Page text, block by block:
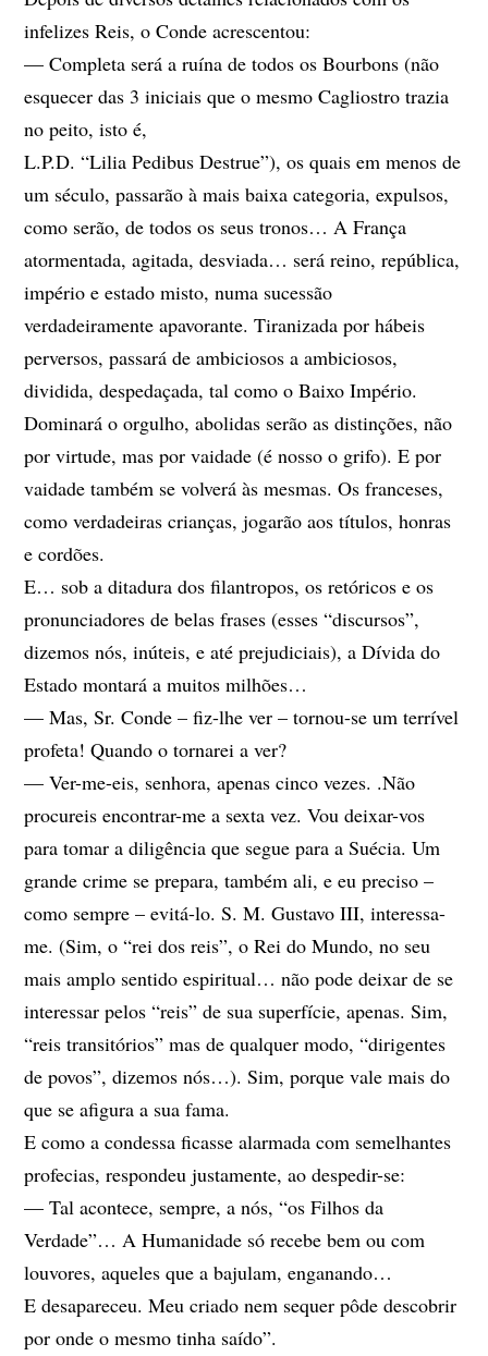
infelizes Reis, o Conde acrescentou:
— Completa será a ruína de todos os Bourbons (não
esquecer das 3 iniciais que o mesmo Cagliostro trazia
no peito, isto é,
L.P.D. “Lilia Pedibus Destrue”), os quais em menos de
um século, passarão à mais baixa categoria, expulsos,
como serão, de todos os seus tronos… A França
atormentada, agitada, desviada… será reino, república,
império e estado misto, numa sucessão
verdadeiramente apavorante. Tiranizada por hábeis
perversos, passará de ambiciosos a ambiciosos,
dividida, despedaçada, tal como o Baixo Império.
Dominará o orgulho, abolidas serão as distinções, não
por virtude, mas por vaidade (é nosso o grifo). E por
vaidade também se volverá às mesmas. Os franceses,
como verdadeiras crianças, jogarão aos títulos, honras
e cordões.
E… sob a ditadura dos filantropos, os retóricos e os
pronunciadores de belas frases (esses “discursos”,
dizemos nós, inúteis, e até prejudiciais), a Dívida do
Estado montará a muitos milhões…
— Mas, Sr. Conde – fiz-lhe ver – tornou-se um terrível
profeta! Quando o tornarei a ver?
— Ver-me-eis, senhora, apenas cinco vezes. .Não
procureis encontrar-me a sexta vez. Vou deixar-vos
para tomar a diligência que segue para a Suécia. Um
grande crime se prepara, também ali, e eu preciso –
como sempre – evitá-lo. S. M. Gustavo III, interessa-
me. (Sim, o “rei dos reis”, o Rei do Mundo, no seu
mais amplo sentido espiritual… não pode deixar de se
interessar pelos “reis” de sua superfície, apenas. Sim,
“reis transitórios” mas de qualquer modo, “dirigentes
de povos”, dizemos nós…). Sim, porque vale mais do
que se afigura a sua fama.
E como a condessa ficasse alarmada com semelhantes
profecias, respondeu justamente, ao despedir-se:
— Tal acontece, sempre, a nós, “os Filhos da
Verdade”… A Humanidade só recebe bem ou com
louvores, aqueles que a bajulam, enganando…
E desapareceu. Meu criado nem sequer pôde descobrir
por onde o mesmo tinha saído”.